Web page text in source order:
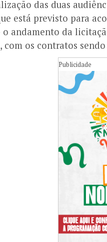
das duas
está previsto para
o andamento da
com os contratos
Publicidade